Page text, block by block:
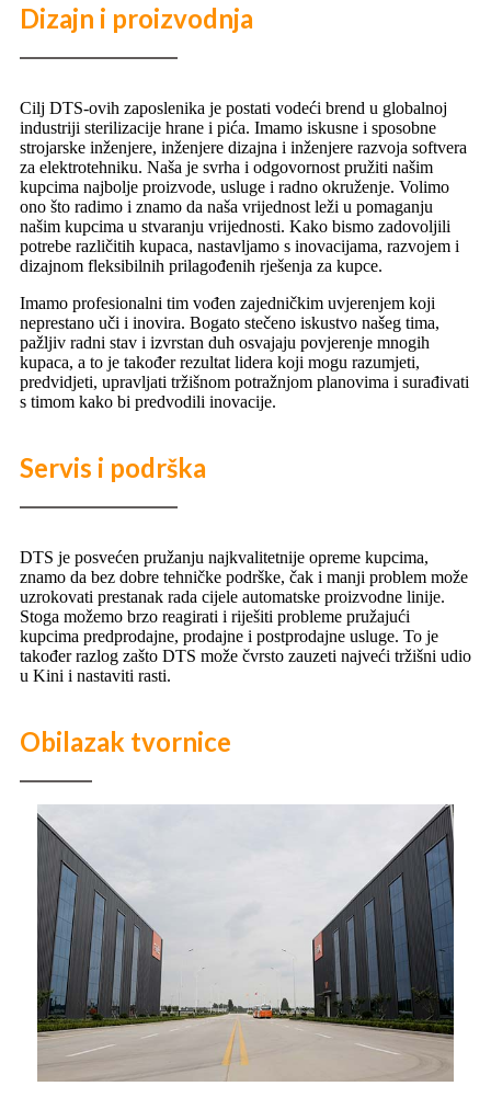
Dizajn i proizvodnja
Cilj DTS-ovih zaposlenika je postati vodeći brend u globalnoj
industriji sterilizacije hrane i pića. Imamo iskusne i sposobne
strojarske inženjere, inženjere dizajna i inženjere razvoja softvera
za elektrotehniku. Naša je svrha i odgovornost pružiti našim
kupcima najbolje proizvode, usluge i radno okruženje. Volimo
ono što radimo i znamo da naša vrijednost leži u pomaganju
našim kupcima u stvaranju vrijednosti. Kako bismo zadovoljili
potrebe različitih kupaca, nastavljamo s inovacijama, razvojem i
dizajnom fleksibilnih prilagođenih rješenja za kupce.
Imamo profesionalni tim vođen zajedničkim uvjerenjem koji
neprestano uči i inovira. Bogato stečeno iskustvo našeg tima,
pažljiv radni stav i izvrstan duh osvajaju povjerenje mnogih
kupaca, a to je također rezultat lidera koji mogu razumjeti,
predvidjeti, upravljati tržišnom potražnjom planovima i surađivati
​​s timom kako bi predvodili inovacije.
Servis i podrška
DTS je posvećen pružanju najkvalitetnije opreme kupcima,
znamo da bez dobre tehničke podrške, čak i manji problem može
uzrokovati prestanak rada cijele automatske proizvodne linije.
Stoga možemo brzo reagirati i riješiti probleme pružajući
kupcima predprodajne, prodajne i postprodajne usluge. To je
također razlog zašto DTS može čvrsto zauzeti najveći tržišni udio
u Kini i nastaviti rasti.
Obilazak tvornice